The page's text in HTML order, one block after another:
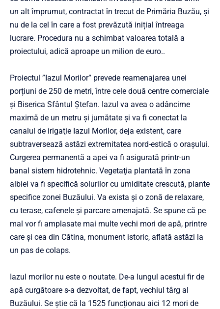
un alt împrumut, contractat în trecut de Primăria Buzău, și
nu de la cel în care a fost prevăzută inițial întreaga
lucrare. Procedura nu a schimbat valoarea totală a
proiectului, adică aproape un milion de euro..
Proiectul ”Iazul Morilor” prevede reamenajarea unei
porțiuni de 250 de metri, între cele două centre comerciale
și Biserica Sfântul Ștefan. Iazul va avea o adâncime
maximă de un metru și jumătate şi va fi conectat la
canalul de irigaţie Iazul Morilor, deja existent, care
subtraversează astăzi extremitatea nord-estică o orașului.
Curgerea permanentă a apei va fi asigurată printr-un
banal sistem hidrotehnic. Vegetaţia plantată în zona
albiei va fi specifică solurilor cu umiditate crescută, plante
specifice zonei Buzăului. Va exista şi o zonă de relaxare,
cu terase, cafenele și parcare amenajată. Se spune că pe
mal vor fi amplasate mai multe vechi mori de apă, printre
care și cea din Cătina, monument istoric, aflată astăzi la
un pas de colaps.
Iazul morilor nu este o noutate. De-a lungul acestui fir de
apă curgătoare s-a dezvoltat, de fapt, vechiul târg al
Buzăului. Se știe că la 1525 funcționau aici 12 mori de